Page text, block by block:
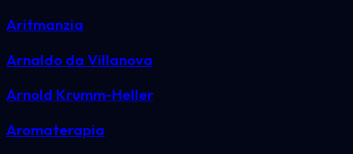
Aritmanzia
Arnaldo da Villanova
Arnold Krumm-Heller
Aromaterapia